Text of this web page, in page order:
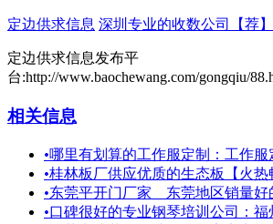
定边供求信息 深圳专业的收数公司【荐
定边供求信息发布平
台:http://www.baochewang.com/gongqiu/
相关信息
•哪里有划算的工作服定制：工作服
•桂林板厂供应优质的生态板【火热
•东莞平开门厂家＿东莞地区销量好
•口碑很好的专业钢琴培训公司：福